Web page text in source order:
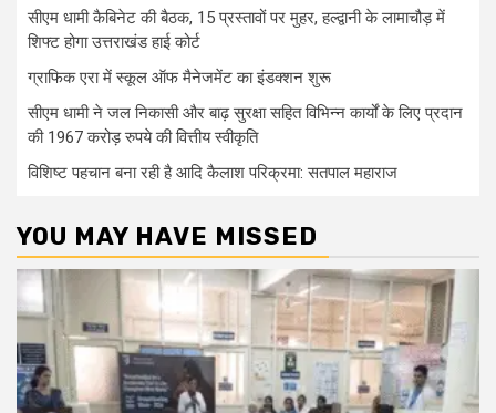
सीएम धामी कैबिनेट की बैठक, 15 प्रस्तावों पर मुहर, हल्द्वानी के लामाचौड़ में
शिफ्ट होगा उत्तराखंड हाई कोर्ट
ग्राफिक एरा में स्कूल ऑफ मैनेजमेंट का इंडक्शन शुरू
सीएम धामी ने जल निकासी और बाढ़ सुरक्षा सहित विभिन्न कार्यों के लिए प्रदान
की 1967 करोड़ रुपये की वित्तीय स्वीकृति
विशिष्ट पहचान बना रही है आदि कैलाश परिक्रमा: सतपाल महाराज
YOU MAY HAVE MISSED